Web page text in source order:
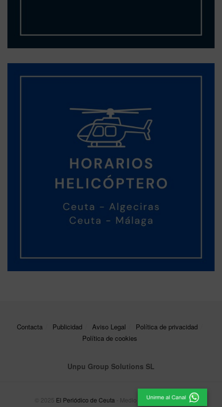
Contacta Publicidad Aviso Legal
Política de privacidad
Política de cookies
Unpu Group Solutions SL
© 2025 El Periódico de Ceuta - Medio de Comunicación